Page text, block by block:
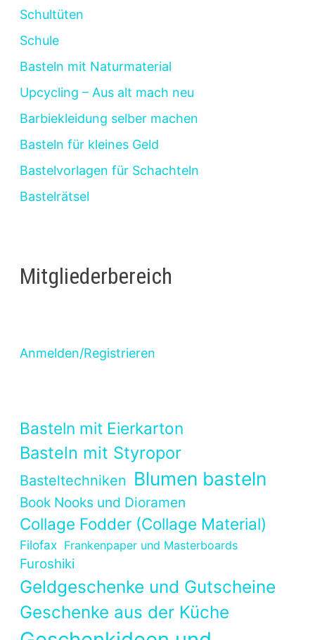
Schultüten
Schule
Basteln mit Naturmaterial
Upcycling – Aus alt mach neu
Barbiekleidung selber machen
Basteln für kleines Geld
Bastelvorlagen für Schachteln
Bastelrätsel
Mitgliederbereich
Anmelden/Registrieren
Basteln mit Eierkarton
Basteln mit Styropor
Basteltechniken Blumen basteln
Book Nooks und Dioramen
Collage Fodder (Collage Material)
Filofax Frankenpaper und Masterboards
Furoshiki
Geldgeschenke und Gutscheine
Geschenke aus der Küche